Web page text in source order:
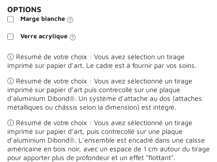
OPTIONS
Marge blanche
Verre acrylique
ⓘ Résumé de votre choix : Vous avez sélection un tirage
imprimé sur papier d’art. Le cadre est à fournir par vos soins.
ⓘ Résumé de votre choix : Vous avez sélectionné un tirage
imprimé sur papier d’art puis contrecollé sur une plaque
d'aluminium Dibond®. Un système d'attache au dos (attaches
métalliques ou châssis selon la dimension) est intégré.
ⓘ Résumé de votre choix : Vous avez sélectionné un tirage
imprimé sur papier d’art, puis contrecollé sur une plaque
d'aluminium Dibond®. L’ensemble est encadré dans une caisse
américaine en bois noir, avec un espace de 1 cm autour du tirage
pour apporter plus de profondeur et un effet "flottant".